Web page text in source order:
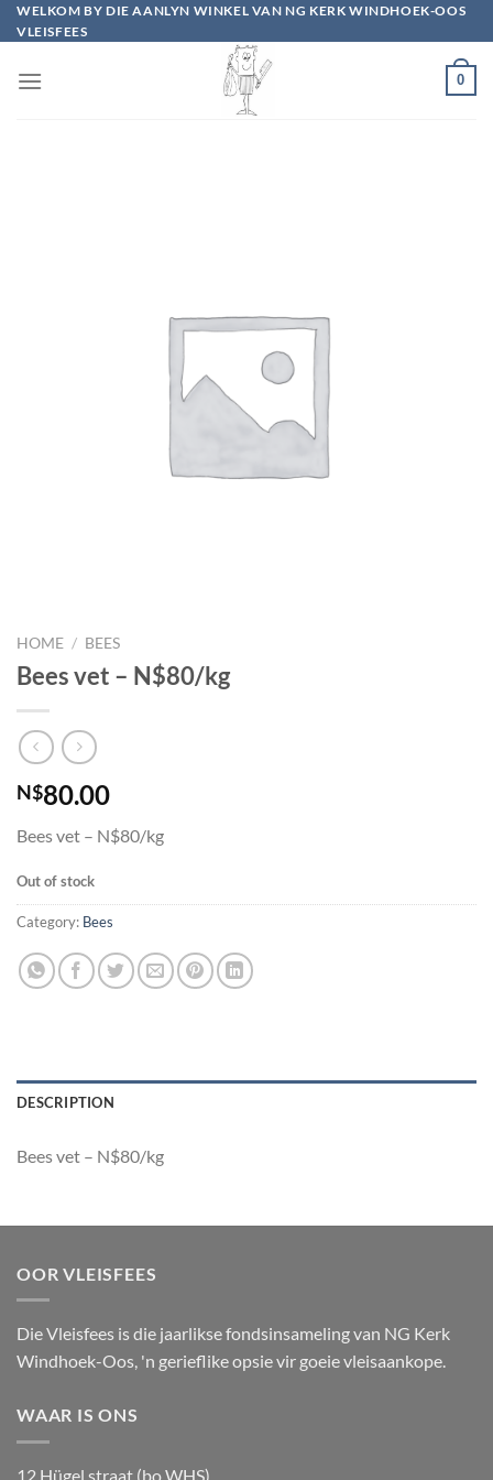
Skip
to
WELKOM BY DIE AANLYN WINKEL VAN NG KERK WINDHOEK-OOS
VLEISFEES
0
HOME / BEES
Bees vet – N$80/kg
N$80.00
Bees vet – N$80/kg
Out of stock
Category: Bees
DESCRIPTION
Bees vet – N$80/kg
OOR VLEISFEES
Die Vleisfees is die jaarlikse fondsinsameling van NG Kerk
Windhoek-Oos, 'n gerieflike opsie vir goeie vleisaankope.
WAAR IS ONS
12 Hügel straat (bo WHS)